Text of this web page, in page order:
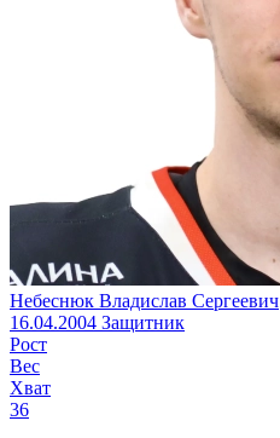
Небеснюк Владислав Сергеевич
16.04.2004 Защитник
Рост
Вес
Хват
36